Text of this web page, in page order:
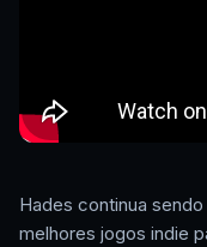
Hades continua
melhores jogos indie